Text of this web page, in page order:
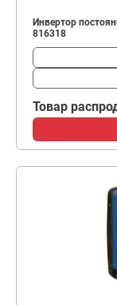
Инвертор
816318
Товар